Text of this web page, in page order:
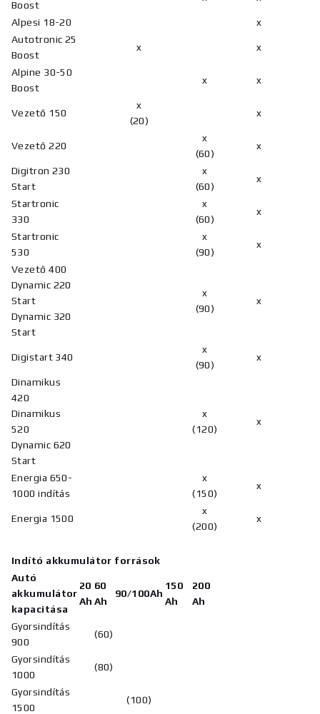
Boost
Alpesi 18-20
x
Autotronic 25
Boost
x x
Alpine 30-50
Boost
x x
Vezető 150
x
(20)
x
Vezető 220
x
(60)
x
Digitron 230
Start
x
(60)
x
Startronic
330
x
(60)
x
Startronic
530
x
(90)
x
Vezető 400
Dynamic 220
Start
Dynamic 320
Start
x
(90)
x
Digistart 340
x
(90)
x
Dinamikus
420
Dinamikus
520
Dynamic 620
Start
x
(120)
x
Energia 650-
1000 indítás
x
(150)
x
Energia 1500
x
(200)
x
Indító akkumulátor források
Autó
akkumulátor
kapacitása
20
Ah
60
Ah
90/100Ah
150
Ah
200
Ah
Gyorsindítás
900
(60)
Gyorsindítás
1000
(80)
Gyorsindítás
1500
(100)